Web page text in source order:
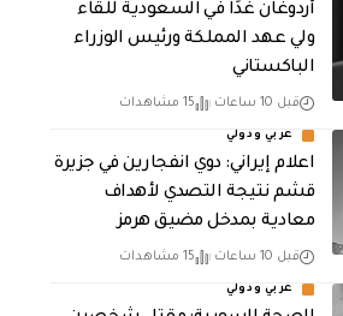
أردوغان غدًا في السعودية للقاء
ولي عهد المملكة ورئيس الوزراء
الباكستاني
قبل 10 ساعات 15 مشاهدات
عربي ودولي
اعلام إيراني: دوي انفجارين في جزيرة
قشم نتيجة التصدي لأهداف
معادية بمدخل مضيق هرمز
قبل 10 ساعات 15 مشاهدات
عربي ودولي